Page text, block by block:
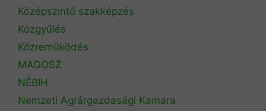
Középszintű szakképzés
Közgyűlés
Közreműködés
MAGOSZ
NÉBIH
Nemzeti Agrárgazdasági Kamara